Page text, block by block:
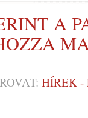
A
ROVAT: HÍREK -